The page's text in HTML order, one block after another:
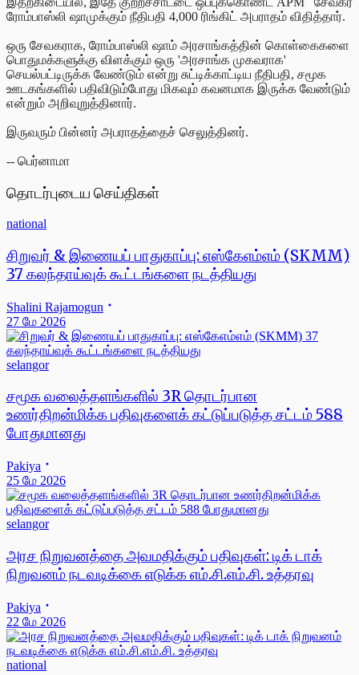
ரோம்பாஸ்லி ஷாமுக்கும் நீதிபதி 4,000 ரிங்கிட் அபராதம் விதித்தார்.
ஒரு சேவகராக, ரோம்பாஸ்லி ஷாம் அரசாங்கத்தின் கொள்கைகளை
பொதுமக்களுக்கு விளக்கும் ஒரு 'அரசாங்க முகவராக'
செயல்பட்டிருக்க வேண்டும் என்று சுட்டிக்காட்டிய நீதிபதி, சமூக
ஊடகங்களில் பதிவிடும்போது மிகவும் கவனமாக இருக்க வேண்டும்
என்றும் அறிவுறுத்தினார்.
இருவரும் பின்னர் அபராதத்தைச் செலுத்தினர்.
-- பெர்னாமா
தொடர்புடைய செய்திகள்
national
சிறுவர் & இணையப் பாதுகாப்பு: எஸ்கேஎம்எம் (SKMM)
37 கலந்தாய்வுக் கூட்டங்களை நடத்தியது
Shalini Rajamogun
27 மே 2026
selangor
சமூக வலைத்தளங்களில் 3R தொடர்பான
உணர்திறன்மிக்க பதிவுகளைக் கட்டுப்படுத்த சட்டம் 588
போதுமானது
Pakiya
25 மே 2026
selangor
அரச நிறுவனத்தை அவமதிக்கும் பதிவுகள்: டிக் டாக்
நிறுவனம் நடவடிக்கை எடுக்க எம்.சி.எம்.சி. உத்தரவு
Pakiya
22 மே 2026
national